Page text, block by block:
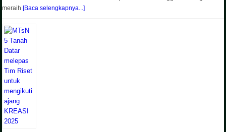
meraih [Baca selengkapnya...]